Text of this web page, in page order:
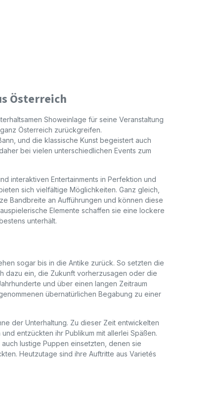
Österreich
Showeinlage für seine Veranstaltung
Österreich zurückgreifen.
und die klassische Kunst begeistert auch
bei vielen unterschiedlichen Events zum
interaktiven Entertainments in Perfektion und
sich vielfältige Möglichkeiten. Ganz gleich,
Bandbreite an Aufführungen und können diese
Elemente schaffen sie eine lockere
unterhält.
sogar bis in die Antike zurück. So setzten die
dazu ein, die Zukunft vorherzusagen oder die
und über einen langen Zeitraum
übernatürlichen Begabung zu einer
der Unterhaltung. Zu dieser Zeit entwickelten
entzückten ihr Publikum mit allerlei Späßen.
lustige Puppen einsetzten, denen sie
Heutzutage sind ihre Auftritte aus Varietés